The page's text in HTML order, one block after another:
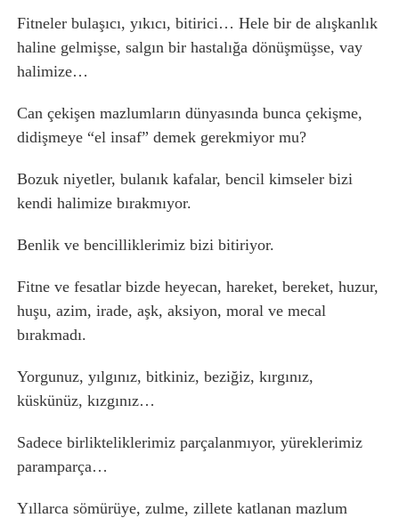
Fitneler bulaşıcı, yıkıcı, bitirici… Hele bir de alışkanlık
haline gelmişse, salgın bir hastalığa dönüşmüşse, vay
halimize…
Can çekişen mazlumların dünyasında bunca çekişme,
didişmeye “el insaf” demek gerekmiyor mu?
Bozuk niyetler, bulanık kafalar, bencil kimseler bizi
kendi halimize bırakmıyor.
Benlik ve bencilliklerimiz bizi bitiriyor.
Fitne ve fesatlar bizde heyecan, hareket, bereket, huzur,
huşu, azim, irade, aşk, aksiyon, moral ve mecal
bırakmadı.
Yorgunuz, yılgınız, bitkiniz, beziğiz, kırgınız,
küskünüz, kızgınız…
Sadece birlikteliklerimiz parçalanmıyor, yüreklerimiz
paramparça…
Yıllarca sömürüye, zulme, zillete katlanan mazlum